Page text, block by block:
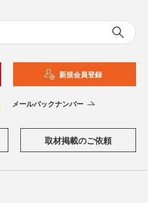
新規会員登録
メールバックナンバー
取材掲載のご依頼